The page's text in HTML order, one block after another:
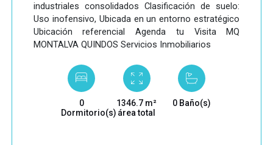
industriales consolidados Clasificación de suelo:
Uso inofensivo, Ubicada en un entorno estratégico
Ubicación referencial Agenda tu Visita MQ
MONTALVA QUINDOS Servicios Inmobiliarios
0
Dormitorio(s)
1346.7 m²
área total
0 Baño(s)